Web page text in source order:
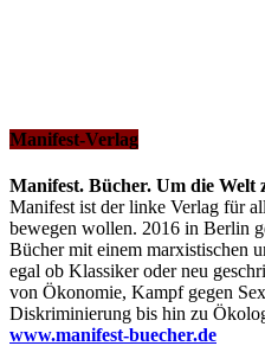
Manifest-Verlag
Manifest. Bücher. Um die Welt
Manifest ist der linke Verlag für
bewegen wollen. 2016 in Berlin
Bücher mit einem marxistischen
egal ob Klassiker oder neu
von Ökonomie, Kampf gegen
Diskriminierung bis hin zu
www.manifest-buecher.de